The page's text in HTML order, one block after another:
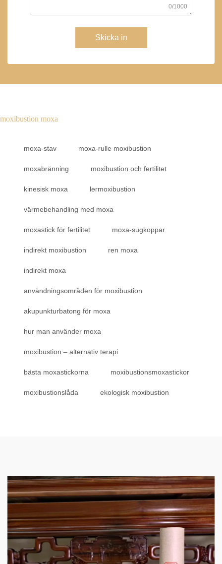
0/1000
Skicka in
moxibustion moxa
moxa-stav moxa-rulle moxibustion
moxabränning moxibustion och fertilitet
kinesisk moxa lermoxibustion
värmebehandling med moxa
moxastick för fertilitet moxa-sugkoppar
indirekt moxibustion ren moxa
indirekt moxa
användningsområden för moxibustion
akupunkturbatong för moxa
hur man använder moxa
moxibustion – alternativ terapi
bästa moxastickorna moxibustionsmoxastickor
moxibustionslåda ekologisk moxibustion